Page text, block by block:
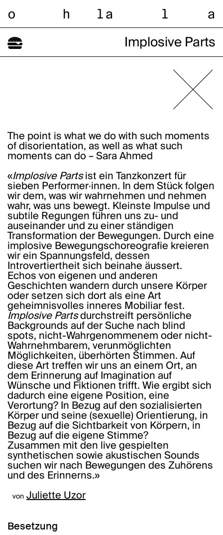
o h l a l a
Implosive Parts
The point is what we do with such moments
of disorientation, as well as what such
moments can do – Sara Ahmed
«Implosive Partsist ein Tanzkonzert für
sieben Performer·innen. In dem Stück folgen
wir dem, was wir wahrnehmen und nehmen
wahr, was uns bewegt. Kleinste Impulse und
subtile Regungen führen uns zu- und
auseinander und zu einer ständigen
Transformation der Bewegungen. Durch eine
implosive Bewegungschoreografie kreieren
wir ein Spannungsfeld, dessen
Introvertiertheit sich beinahe äussert.
Echos von eigenen und anderen
Geschichten wandern durch unsere Körper
oder setzen sich dort als eine Art
geheimnisvolles inneres Mobiliar fest.
Implosive Partsdurchstreift persönliche
Backgrounds auf der Suche nach blind
spots, nicht-Wahrgenommenem oder nicht-
Wahrnehmbarem, verunmöglichten
Möglichkeiten, überhörten Stimmen. Auf
diese Art treffen wir uns an einem Ort, an
dem Erinnerung auf Imagination auf
Wünsche und Fiktionen trifft. Wie ergibt sich
dadurch eine eigene Position, eine
Verortung? In Bezug auf den sozialisierten
Körper und seine (sexuelle) Orientierung, in
Bezug auf die Sichtbarkeit von Körpern, in
Bezug auf die eigene Stimme?
Zusammen mit den live gespielten
synthetischen sowie akustischen Sounds
suchen wir nach Bewegungen des Zuhörens
und des Erinnerns.»
von Juliette Uzor
Besetzung